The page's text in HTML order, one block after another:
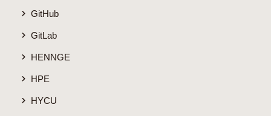
GitHub
GitLab
HENNGE
HPE
HYCU